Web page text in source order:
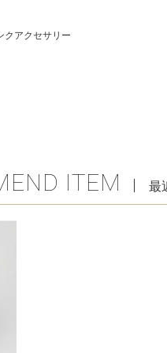
クアクセサリー
ITEM 最